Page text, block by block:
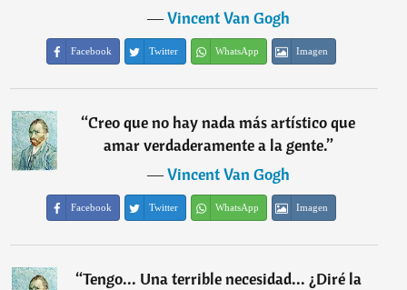
―Vincent Van Gogh
Facebook Twitter WhatsApp Imagen
“Creo que no hay nada más artístico que
amar verdaderamente a la gente.”
―Vincent Van Gogh
Facebook Twitter WhatsApp Imagen
“Tengo... Una terrible necesidad... ¿Diré la